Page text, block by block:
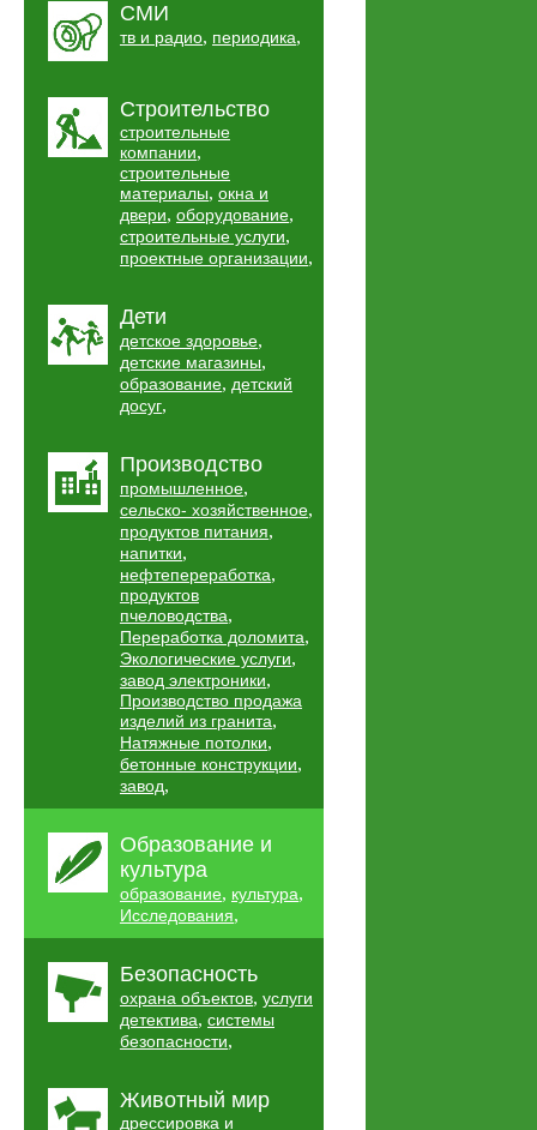
СМИ
тв и радио, периодика,
Строительство
строительные
компании,
строительные
материалы, окна и
двери, оборудование,
строительные услуги,
проектные организации,
Дети
детское здоровье,
детские магазины,
образование, детский
досуг,
Производство
промышленное,
сельско- хозяйственное,
продуктов питания,
напитки,
нефтепереработка,
продуктов
пчеловодства,
Переработка доломита,
Экологические услуги,
завод электроники,
Производство продажа
изделий из гранита,
Натяжные потолки,
бетонные конструкции,
завод,
Образование и
культура
образование, культура,
Исследования,
Безопасность
охрана объектов, услуги
детектива, системы
безопасности,
Животный мир
дрессировка и